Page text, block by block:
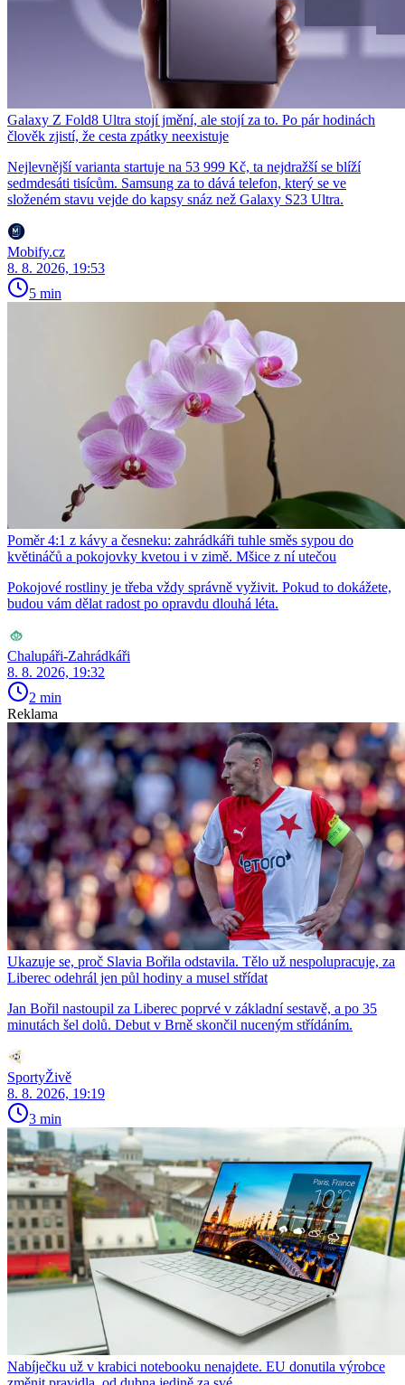
Galaxy Z Fold8 Ultra stojí jmění, ale stojí za to. Po pár hodinách
člověk zjistí, že cesta zpátky neexistuje
Nejlevnější varianta startuje na 53 999 Kč, ta nejdražší se blíží
sedmdesáti tisícům. Samsung za to dává telefon, který se ve
složeném stavu vejde do kapsy snáz než Galaxy S23 Ultra.
Mobify.cz
8. 8. 2026, 19:53
5 min
Poměr 4:1 z kávy a česneku: zahrádkáři tuhle směs sypou do
květináčů a pokojovky kvetou i v zimě. Mšice z ní utečou
Pokojové rostliny je třeba vždy správně vyživit. Pokud to dokážete,
budou vám dělat radost po opravdu dlouhá léta.
Chalupáři-Zahrádkáři
8. 8. 2026, 19:32
2 min
Reklama
Ukazuje se, proč Slavia Bořila odstavila. Tělo už nespolupracuje, za
Liberec odehrál jen půl hodiny a musel střídat
Jan Bořil nastoupil za Liberec poprvé v základní sestavě, a po 35
minutách šel dolů. Debut v Brně skončil nuceným střídáním.
SportyŽivě
8. 8. 2026, 19:19
3 min
Nabíječku už v krabici notebooku nenajdete. EU donutila výrobce